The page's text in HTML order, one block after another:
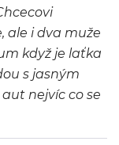
ale i dva muže
když je laťka
s jasným
nejvíc co se